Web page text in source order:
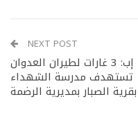
NEXT POST
إب: 3 غارات لطيران العدوان
تستهدف مدرسة الشهداء
بقرية الصبار بمديرية الرضمة